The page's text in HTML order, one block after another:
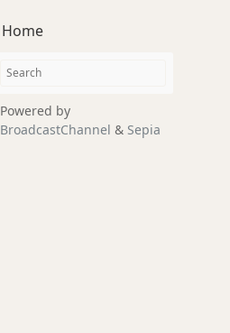
Home
Powered by
BroadcastChannel & Sepia